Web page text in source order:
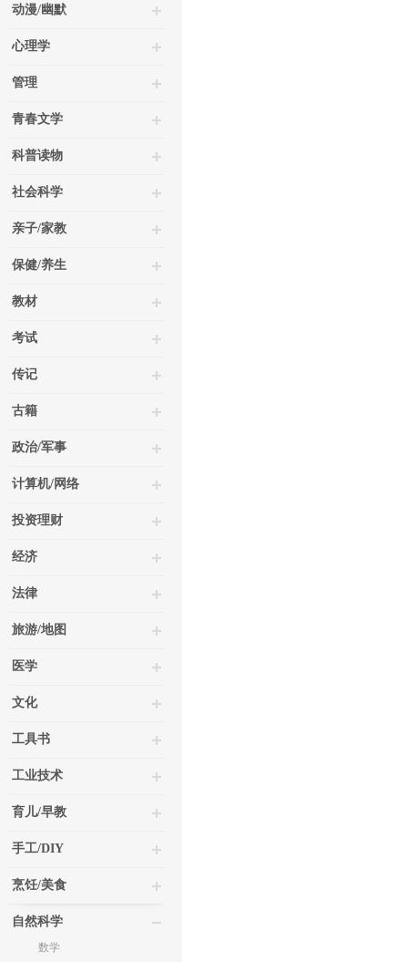
动漫/幽默
心理学
管理
青春文学
科普读物
社会科学
亲子/家教
保健/养生
教材
考试
传记
古籍
政治/军事
计算机/网络
投资理财
经济
法律
旅游/地图
医学
文化
工具书
工业技术
育儿/早教
手工/DIY
烹饪/美食
自然科学
数学